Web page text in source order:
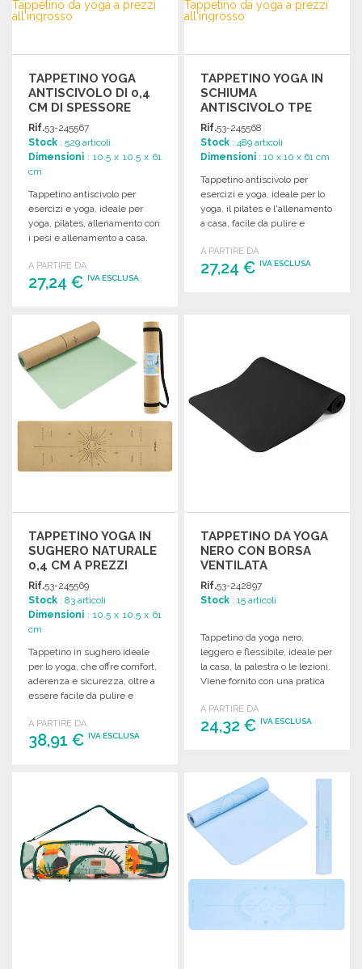
Richiedi un preventivo
TAPPETINO YOGA
ANTISCIVOLO DI 0,4
CM DI SPESSORE
Rif.53-245567
Stock : 529 articoli
Dimensioni : 10.5 x 10.5 x 61
cm
Tappetino antiscivolo per
esercizi e yoga, ideale per
yoga, pilates, allenamento con
i pesi e allenamento a casa.
A PARTIRE DA
27,24 € IVA ESCLUSA
Richiedi un preventivo
TAPPETINO YOGA IN
SCHIUMA
ANTISCIVOLO TPE
MANDALA
Rif.53-245568
Stock : 489 articoli
Dimensioni : 10 x 10 x 61 cm
Tappetino antiscivolo per
esercizi e yoga, ideale per lo
yoga, il pilates e l'allenamento
a casa, facile da pulire e
A PARTIRE DA
27,24 €IVA ESCLUSA
TAPPETINO YOGA IN
SUGHERO NATURALE
0,4 CM A PREZZI
ALL'INGROSSO
Rif.53-245569
Stock : 83 articoli
Dimensioni : 10.5 x 10.5 x 61
cm
Tappetino in sughero ideale
per lo yoga, che offre comfort,
aderenza e sicurezza, oltre a
essere facile da pulire e
A PARTIRE DA
38,91 € IVA ESCLUSA
TAPPETINO DA YOGA
NERO CON BORSA
VENTILATA
Rif.53-242897
Stock : 15 articoli
Tappetino da yoga nero,
leggero e flessibile, ideale per
la casa, la palestra o le lezioni.
Viene fornito con una pratica
A PARTIRE DA
24,32 €IVA ESCLUSA
Richiedi un preventivo